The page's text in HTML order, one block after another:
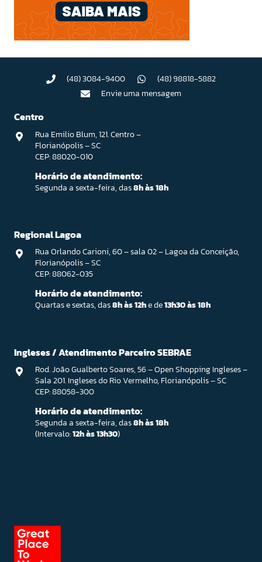
(48) 3084-9400
(48) 98818-5882
Envie uma mensagem
Centro
Rua Emilio Blum, 121. Centro –
Florianópolis – SC
CEP: 88020-010
Horário de atendimento:
Segunda a sexta-feira, das8h às 18h
Regional Lagoa
Rua Orlando Carioni, 60 – sala 02 – Lagoa da Conceição,
Florianópolis – SC
CEP: 88062-035
Horário de atendimento:
Quartas e sextas, das8h às 12he de13h30 às 18h
Ingleses / Atendimento Parceiro SEBRAE
Rod. João Gualberto Soares, 56 – Open Shopping Ingleses –
Sala 201. Ingleses do Rio Vermelho, Florianópolis – SC
CEP: 88058-300
Horário de atendimento:
Segunda a sexta-feira, das8h às 18h
(Intervalo:12h às 13h30)